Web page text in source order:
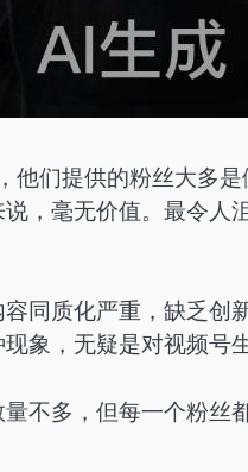
他们提供的粉丝大多
，毫无价值。最令人
同质化严重，缺乏创
象，无疑是对视频号
不多，但每一个粉丝